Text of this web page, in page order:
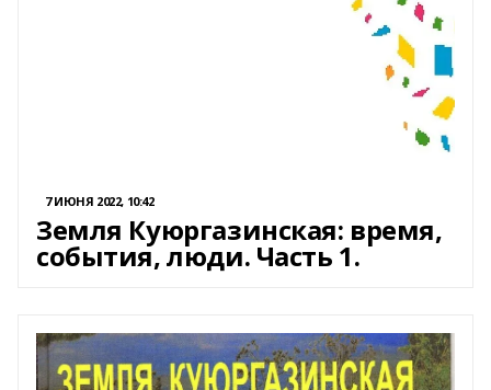
7 ИЮНЯ 2022, 10:42
Земля Куюргазинская: время,
события, люди. Часть 1.